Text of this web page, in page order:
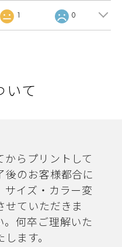
1 0
いて
らプリントして
後のお客様都合に
サイズ・カラー変
せていただきま
。何卒ご理解いた
ます。